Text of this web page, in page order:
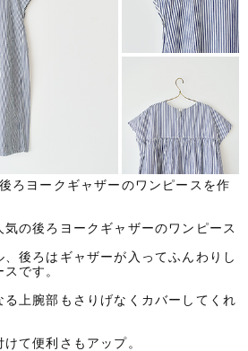
ろヨークギャザーのワンピースを作
気の後ろヨークギャザーのワンピース
後ろはギャザーが入ってふんわりし
です。
上腕部もさりげなくカバーしてくれ
て便利さもアップ。